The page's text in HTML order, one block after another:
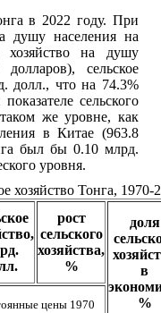
в 2022 году. При
душу населения на
хозяйство на душу
сельское
долл., что на 74.3%
сельского
же уровне, как
в Китае (963.8
был бы 0.10 млрд.
уровня.
хозяйство Тонга, 1970-
рост
сельского
хозяйства,
%
доля
в
%
цены 1970